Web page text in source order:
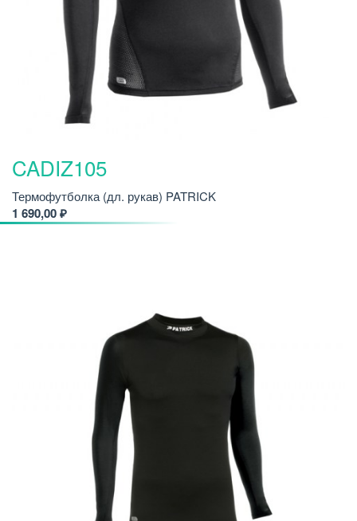
CADIZ105
Термофутболка (дл. рукав) PATRICK
1 690,00 ₽